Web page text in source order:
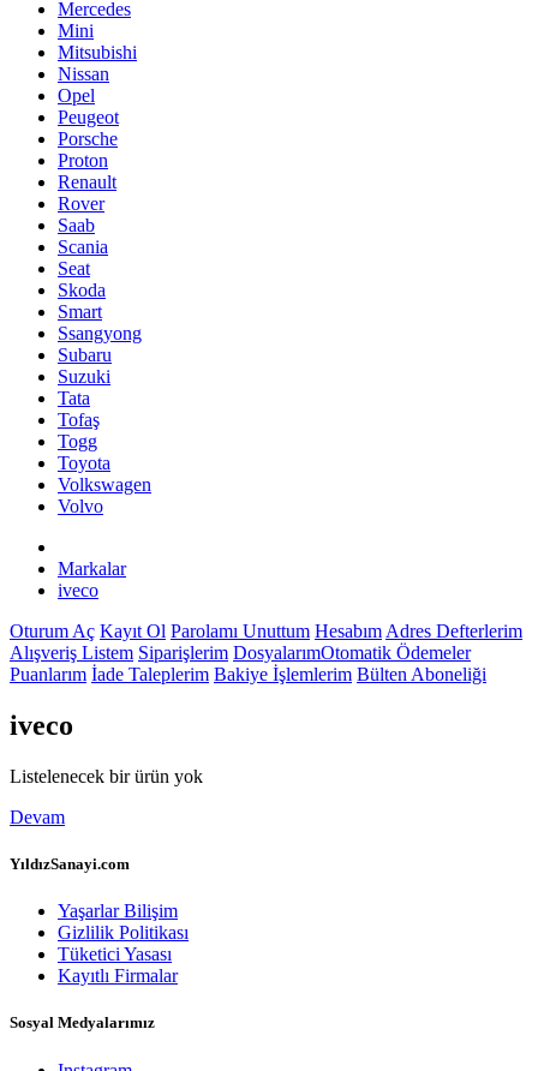
Mercedes
Mini
Mitsubishi
Nissan
Opel
Peugeot
Porsche
Proton
Renault
Rover
Saab
Scania
Seat
Skoda
Smart
Ssangyong
Subaru
Suzuki
Tata
Tofaş
Togg
Toyota
Volkswagen
Volvo
Markalar
iveco
Oturum Aç Kayıt Ol Parolamı Unuttum Hesabım Adres Defterlerim
Alışveriş Listem Siparişlerim DosyalarımOtomatik Ödemeler
Puanlarım İade Taleplerim Bakiye İşlemlerim Bülten Aboneliği
iveco
Listelenecek bir ürün yok
Devam
YıldızSanayi.com
Yaşarlar Bilişim
Gizlilik Politikası
Tüketici Yasası
Kayıtlı Firmalar
Sosyal Medyalarımız